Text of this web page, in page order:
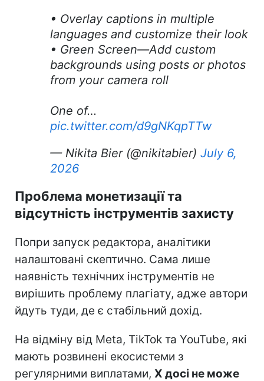
• Overlay captions in multiple
languages and customize their look
• Green Screen—Add custom
backgrounds using posts or photos
from your camera roll
One of…
pic.twitter.com/d9gNKqpTTw
— Nikita Bier (@nikitabier) July 6,
2026
Проблема монетизації та
відсутність інструментів захисту
Попри запуск редактора, аналітики
налаштовані скептично. Сама лише
наявність технічних інструментів не
вирішить проблему плагіату, адже автори
йдуть туди, де є стабільний дохід.
На відміну від Meta, TikTok та YouTube, які
мають розвинені екосистеми з
регулярними виплатами, X досі не може